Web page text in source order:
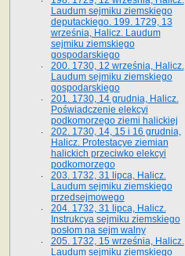
Laudum sejmiku ziemskiego
deputackiego. 199. 1729, 13
września, Halicz. Laudum
sejmiku ziemskiego
gospodarskiego
200. 1730, 12 września, Halicz.
Laudum sejmiku ziemskiego
gospodarskiego
201. 1730, 14 grudnia, Halicz.
Poświadczenie elekcyi
podkomorzego ziemi halickiej
202. 1730, 14, 15 i 16 grudnia,
Halicz. Protestacye ziemian
halickich przeciwko elekcyi
podkomorzego
203. 1732, 31 lipca, Halicz.
Laudum sejmiku ziemskiego
przedsejmowego
204. 1732, 31 lipca, Halicz.
Instrukcya sejmiku ziemskiego
posłom na sejm walny
205. 1732, 15 września, Halicz.
Laudum sejmiku ziemskiego